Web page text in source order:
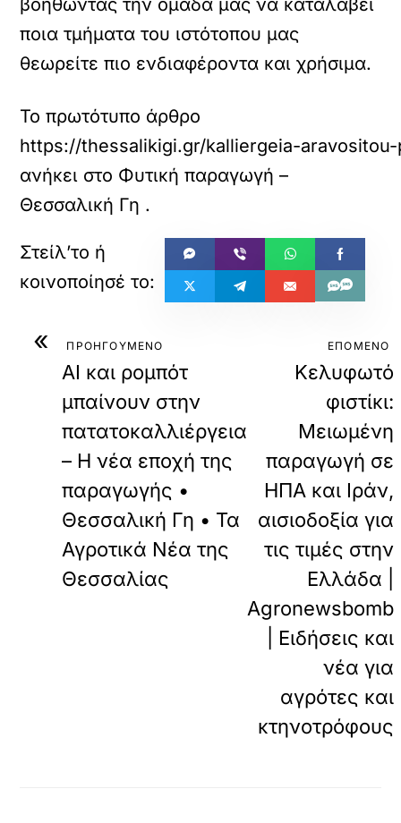
βοηθώντας την ομάδα μας να καταλάβει
ποια τμήματα του ιστότοπου μας
θεωρείτε πιο ενδιαφέροντα και χρήσιμα.
Το πρωτότυπο άρθρο
https://thessalikigi.gr/kalliergeia-
ανήκει στο Φυτική παραγωγή –
Θεσσαλική Γη .
« ΠΡΟΗΓΟΥΜΕΝΟ
AI και ρομπότ
μπαίνουν στην
πατατοκαλλιέργεια
– Η νέα εποχή της
παραγωγής •
Θεσσαλική Γη • Τα
Αγροτικά Νέα της
Θεσσαλίας
ΕΠΟΜΕΝΟ
Κελυφωτό
φιστίκι:
Μειωμένη
παραγωγή σε
ΗΠΑ και Ιράν,
αισιοδοξία για
τις τιμές στην
Ελλάδα |
Agronewsbomb
| Ειδήσεις και
νέα για
αγρότες και
κτηνοτρόφους